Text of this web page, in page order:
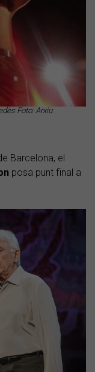
Foto: Arxiu
Barcelona, el
posa punt final a